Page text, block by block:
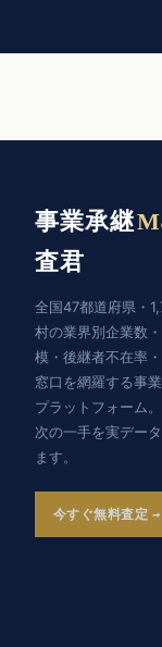
事業承継
査君
全国47都道府県・
村の業界別企業数
模・後継者不在率
窓口を網羅する事
プラットフォーム
次の一手を実デー
ます。
今すぐ無料査定